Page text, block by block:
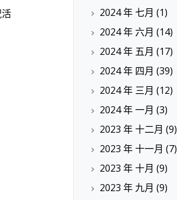
2024 年 七月 (1)
2024 年 六月 (14)
2024 年 五月 (17)
2024 年 四月 (39)
2024 年 三月 (12)
2024 年 一月 (3)
2023 年 十二月 (9)
2023 年 十一月 (7)
2023 年 十月 (9)
2023 年 九月 (9)